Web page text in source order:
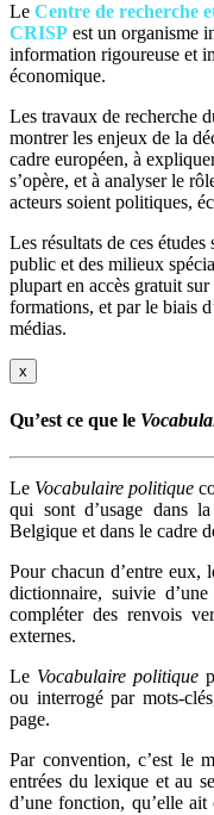
Le Centre de recherche
CRISP est un organisme
information rigoureuse et
économique.
Les travaux de recherche
montrer les enjeux de la
cadre européen, à
s’opère, et à analyser le
acteurs soient politiques,
Les résultats de ces
public et des milieux
plupart en accès gratuit
formations, et par le biais
médias.
x
Qu’est ce que le
Le Vocabulaire politique
qui sont d’usage dans
Belgique et dans le cadre
Pour chacun d’entre
dictionnaire, suivie
compléter des renvois
externes.
Le Vocabulaire politique
ou interrogé par mots-
page.
Par convention, c’est le
entrées du lexique et au
d’une fonction, qu’elle